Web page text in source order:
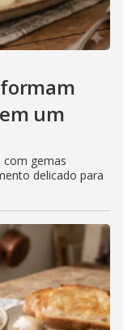
um
com gemas
delicado para